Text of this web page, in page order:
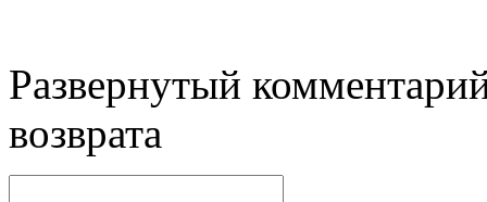
Развернутый
возврата